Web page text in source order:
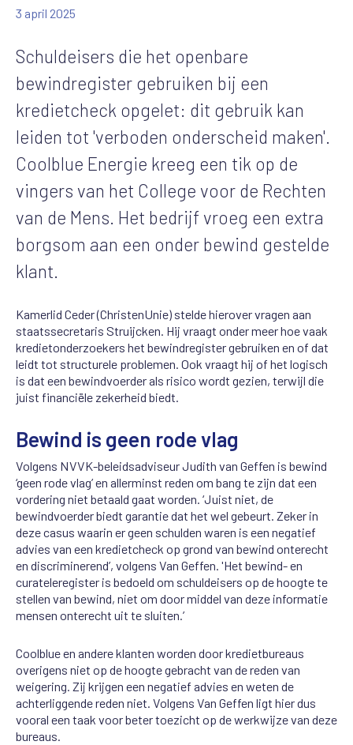
3 april 2025
Schuldeisers die het openbare
bewindregister gebruiken bij een
kredietcheck opgelet: dit gebruik kan
leiden tot 'verboden onderscheid maken'.
Coolblue Energie kreeg een tik op de
vingers van het College voor de Rechten
van de Mens. Het bedrijf vroeg een extra
borgsom aan een onder bewind gestelde
klant.
Kamerlid Ceder (ChristenUnie) stelde hierover vragen aan
staatssecretaris Struijcken. Hij vraagt onder meer hoe vaak
kredietonderzoekers het bewindregister gebruiken en of dat
leidt tot structurele problemen. Ook vraagt hij of het logisch
is dat een bewindvoerder als risico wordt gezien, terwijl die
juist financiële zekerheid biedt.
Bewind is geen rode vlag
Volgens NVVK-beleidsadviseur Judith van Geffen is bewind
‘geen rode vlag’ en allerminst reden om bang te zijn dat een
vordering niet betaald gaat worden. ‘Juist niet, de
bewindvoerder biedt garantie dat het wel gebeurt. Zeker in
deze casus waarin er geen schulden waren is een negatief
advies van een kredietcheck op grond van bewind onterecht
en discriminerend’, volgens Van Geffen. 'Het bewind- en
curateleregister is bedoeld om schuldeisers op de hoogte te
stellen van bewind, niet om door middel van deze informatie
mensen onterecht uit te sluiten.’
Coolblue en andere klanten worden door kredietbureaus
overigens niet op de hoogte gebracht van de reden van
weigering. Zij krijgen een negatief advies en weten de
achterliggende reden niet. Volgens Van Geffen ligt hier dus
vooral een taak voor beter toezicht op de werkwijze van deze
bureaus.